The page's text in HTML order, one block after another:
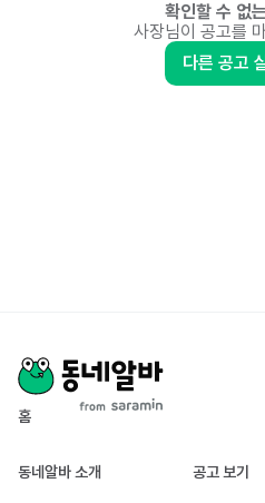
확인할 수 없
사장님이 공고를
다른 공고
홈
동네알바 소개 공고 보기